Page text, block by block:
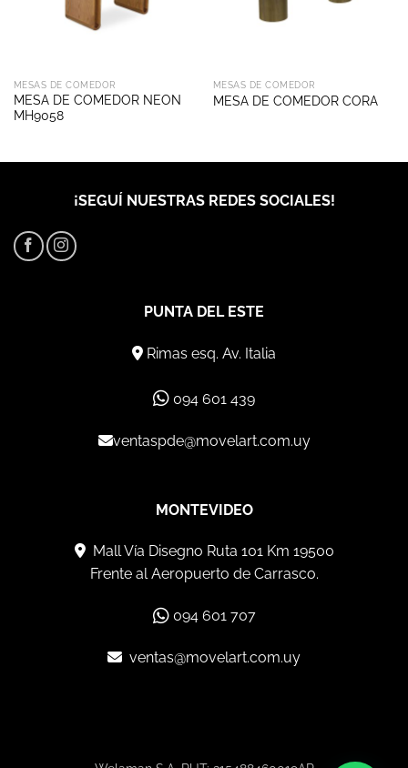
MESAS DE COMEDOR
MESA DE COMEDOR NEON
MH9058
MESAS DE COMEDOR
MESA DE COMEDOR CORA
¡SEGUÍ NUESTRAS REDES SOCIALES!
PUNTA DEL ESTE
Rimas esq. Av. Italia
094 601 439
ventaspde@movelart.com.uy
MONTEVIDEO
Mall Vía Disegno Ruta 101 Km 19500
Frente al Aeropuerto de Carrasco.
094 601 707
ventas@movelart.com.uy